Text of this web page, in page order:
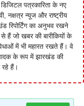
पत्रकारिता के नए
नक्षत्र न्यूज और राष्ट्रीय
रिपोर्टिंग का अनुभव रखने
हैं जो खबर की बारीकियों के
में भी महारत रखते हैं। वे
के रूप में झारखंड की
रहे हैं।